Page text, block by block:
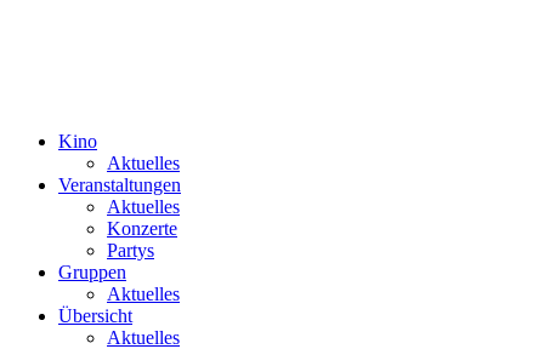
Kino
Aktuelles
Veranstaltungen
Aktuelles
Konzerte
Partys
Gruppen
Aktuelles
Übersicht
Aktuelles